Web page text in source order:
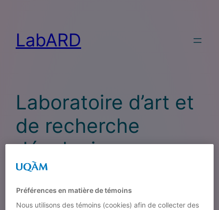
LabARD
Laboratoire d’art et
de recherche
décoloniaux
(LabARD)
Préférences en matière de témoins
Nous utilisons des témoins (cookies) afin de collecter des